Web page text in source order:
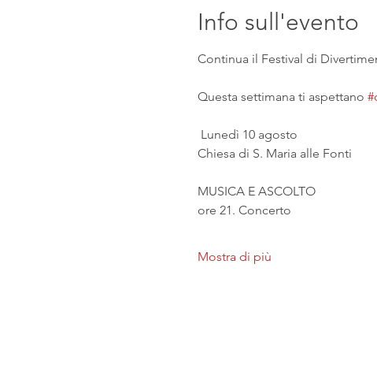
Info sull'evento
Continua il Festival di
Questa settimana ti aspettano
Lunedì 10 agosto
Chiesa di S. Maria alle Fonti
MUSICA E ASCOLTO
ore 21. Concerto
Mostra di più